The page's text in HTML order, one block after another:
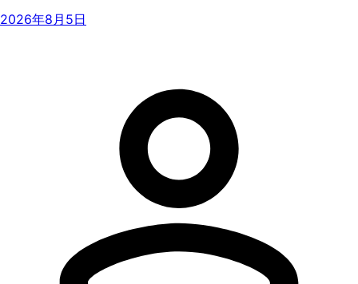
2026年8月5日